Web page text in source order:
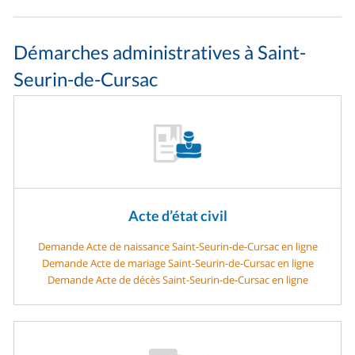
Démarches administratives à Saint-
Seurin-de-Cursac
Acte d’état civil
Demande Acte de naissance Saint-Seurin-de-Cursac en ligne
Demande Acte de mariage Saint-Seurin-de-Cursac en ligne
Demande Acte de décès Saint-Seurin-de-Cursac en ligne